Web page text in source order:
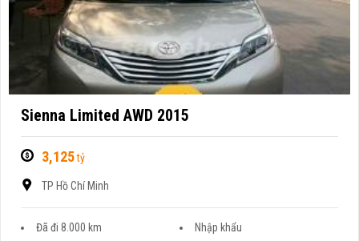
Sienna Limited AWD 2015
3,125tỷ
TP Hồ Chí Minh
Đã đi 8.000 km
Nhập khẩu